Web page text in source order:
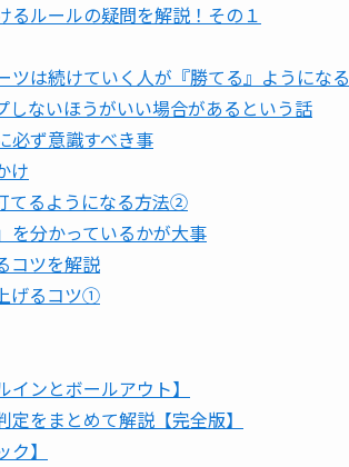
るルールの疑問を解説！その１
ツは続けていく人が『勝てる』ようになる
しないほうがいい場合があるという話
必ず意識すべき事
け
てるようになる方法②
を分かっているかが大事
コツを解説
げるコツ①
ンとボールアウト】
をまとめて解説【完全版】
】